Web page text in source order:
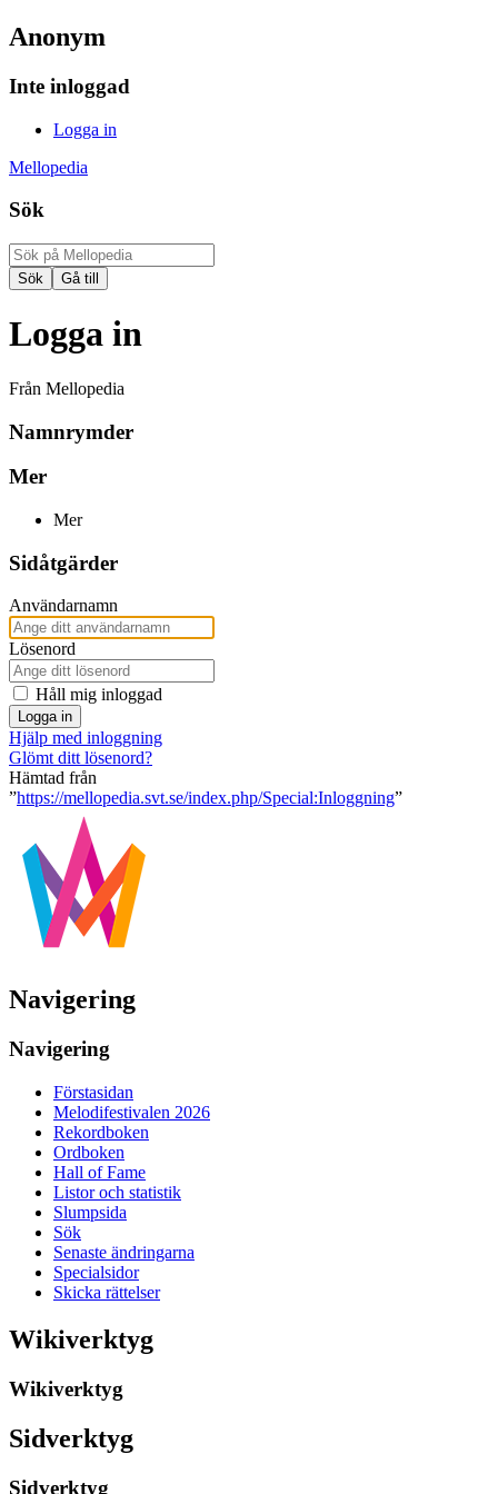
Anonym
Inte inloggad
Logga in
Mellopedia
Sök
Logga in
Från Mellopedia
Namnrymder
Mer
Mer
Sidåtgärder
Användarnamn
Lösenord
Håll mig inloggad
Logga in
Hjälp med inloggning
Glömt ditt lösenord?
Hämtad från
”https://mellopedia.svt.se/index.php/Special:Inloggning”
Navigering
Navigering
Förstasidan
Melodifestivalen 2026
Rekordboken
Ordboken
Hall of Fame
Listor och statistik
Slumpsida
Sök
Senaste ändringarna
Specialsidor
Skicka rättelser
Wikiverktyg
Wikiverktyg
Sidverktyg
Sidverktyg